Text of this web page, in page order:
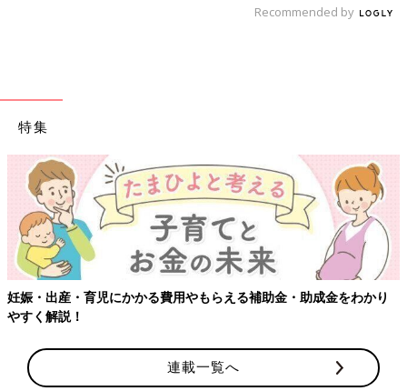
Recommended by
特集
妊娠・出産・育児にかかる費用やもらえる補助金・助成金をわかり
やすく解説！
連載一覧へ